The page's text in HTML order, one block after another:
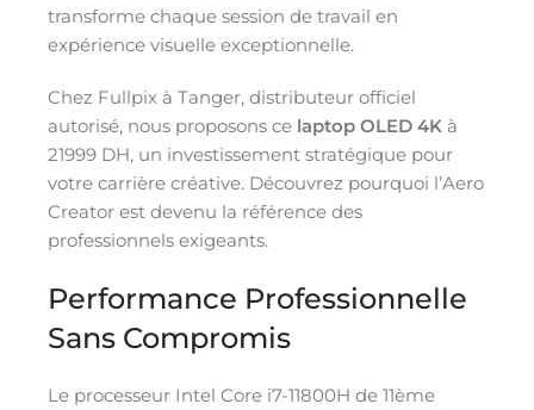
transforme chaque session de travail en
expérience visuelle exceptionnelle.
Chez Fullpix à Tanger, distributeur officiel
autorisé, nous proposons ce laptop OLED 4K à
21999 DH, un investissement stratégique pour
votre carrière créative. Découvrez pourquoi l’Aero
Creator est devenu la référence des
professionnels exigeants.
Performance Professionnelle
Sans Compromis
Le processeur Intel Core i7-11800H de 11ème